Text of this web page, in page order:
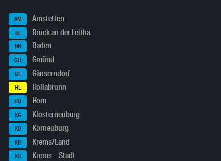
AM Amstetten
BL Bruck an der Leitha
BN Baden
GD Gmünd
GF Gänserndorf
HL Hollabrunn
HO Horn
KG Klosterneuburg
KO Korneuburg
KR Krems/Land
KS Krems – Stadt